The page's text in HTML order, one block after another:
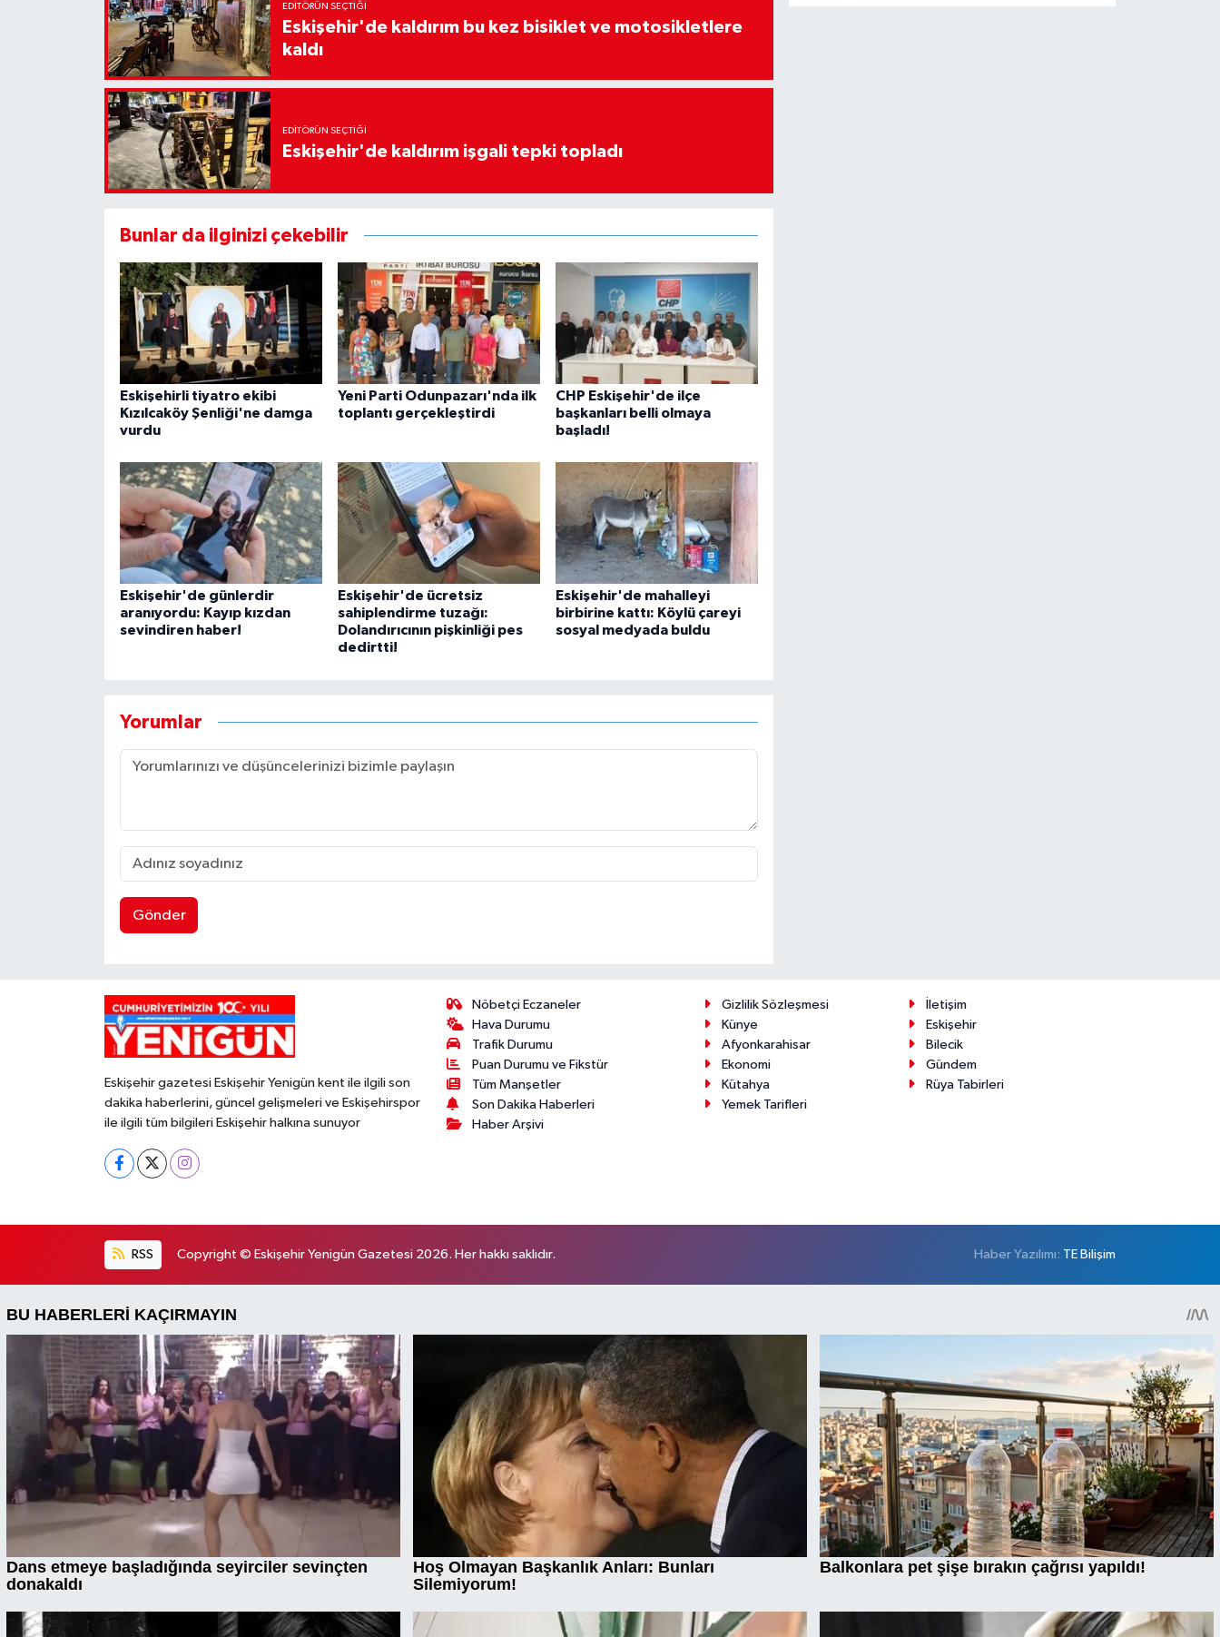
EDITÖRÜN SEÇTIĞI
Eskişehir'de kaldırım bu kez bisiklet ve motosikletlere
kaldı
EDITÖRÜN SEÇTIĞI
Eskişehir'de kaldırım işgali tepki topladı
Bunlar da ilginizi çekebilir
Eskişehirli tiyatro ekibi
Kızılcaköy Şenliği'ne damga
vurdu
Yeni Parti Odunpazarı'nda ilk
toplantı gerçekleştirdi
CHP Eskişehir'de ilçe
başkanları belli olmaya
başladı!
Eskişehir'de günlerdir
aranıyordu: Kayıp kızdan
sevindiren haber!
Eskişehir'de ücretsiz
sahiplendirme tuzağı:
Dolandırıcının pişkinliği pes
dedirtti!
Eskişehir'de mahalleyi
birbirine kattı: Köylü çareyi
sosyal medyada buldu
Yorumlar
Gönder
Eskişehir gazetesi Eskişehir Yenigün kent ile ilgili son
dakika haberlerini, güncel gelişmeleri ve Eskişehirspor
ile ilgili tüm bilgileri Eskişehir halkına sunuyor
Nöbetçi Eczaneler
Hava Durumu
Trafik Durumu
Puan Durumu ve Fikstür
Tüm Manşetler
Son Dakika Haberleri
Haber Arşivi
Gizlilik Sözleşmesi
İletişim
Künye
Eskişehir
Afyonkarahisar
Bilecik
Ekonomi
Gündem
Kütahya
Rüya Tabirleri
Yemek Tarifleri
RSS Copyright © Eskişehir Yenigün Gazetesi 2026. Her hakkı saklıdır. Haber Yazılımı: TE Bilişim